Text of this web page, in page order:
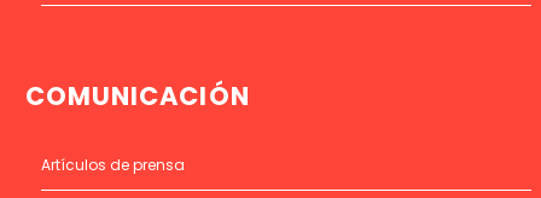
COMUNICACIÓN
Artículos de prensa